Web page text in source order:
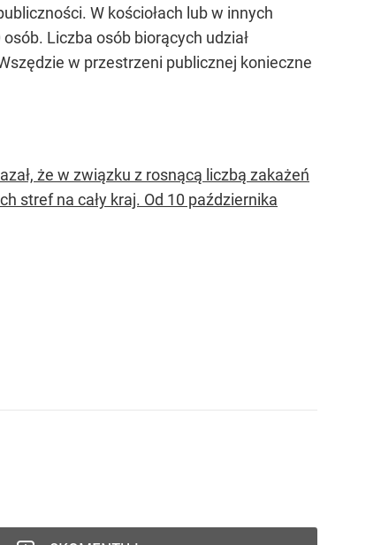
W kościołach lub w innych
Liczba osób biorących udział
w przestrzeni publicznej konieczne
że w związku z rosnącą liczbą zakażeń
stref na cały kraj. Od 10 października